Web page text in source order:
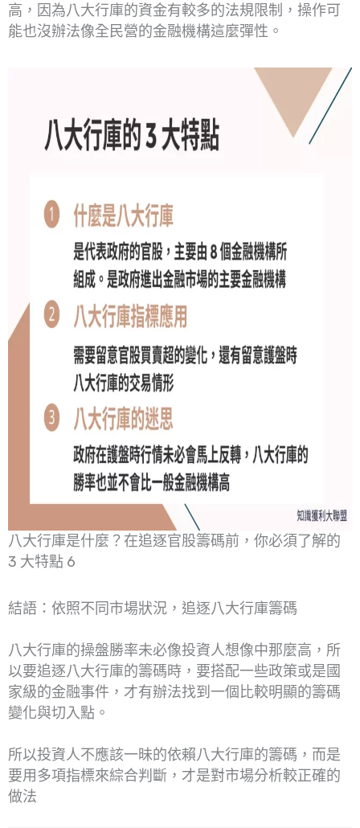
高，因為八大行庫的資金有較多的法規限制，操作可
能也沒辦法像全民營的金融機構這麼彈性。
八大行庫是什麼？在追逐官股籌碼前，你必須了解的
3 大特點 6
結語：依照不同市場狀況，追逐八大行庫籌碼
八大行庫的操盤勝率未必像投資人想像中那麼高，所
以要追逐八大行庫的籌碼時，要搭配一些政策或是國
家級的金融事件，才有辦法找到一個比較明顯的籌碼
變化與切入點。
所以投資人不應該一昧的依賴八大行庫的籌碼，而是
要用多項指標來綜合判斷，才是對市場分析較正確的
做法